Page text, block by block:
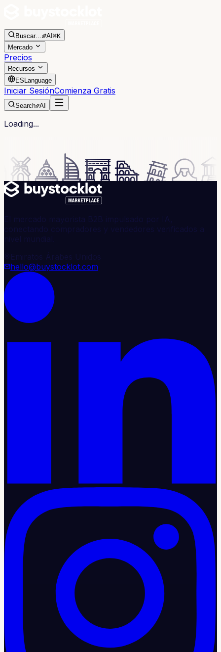
Buscar… AI ⌘K
Mercado
Precios
Recursos
ES Language
Iniciar SesiónComienza Gratis
Search AI
Loading...
El mercado mayorista B2B impulsado por IA,
conectando compradores y vendedores verificados a
nivel mundial.
Emiratos Árabes Unidos
hello@buystocklot.com